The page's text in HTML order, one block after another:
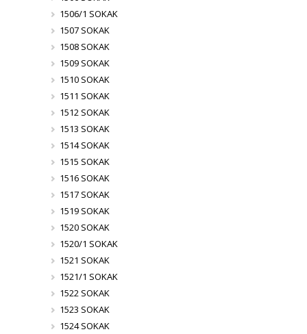
1506/1 SOKAK
1507 SOKAK
1508 SOKAK
1509 SOKAK
1510 SOKAK
1511 SOKAK
1512 SOKAK
1513 SOKAK
1514 SOKAK
1515 SOKAK
1516 SOKAK
1517 SOKAK
1519 SOKAK
1520 SOKAK
1520/1 SOKAK
1521 SOKAK
1521/1 SOKAK
1522 SOKAK
1523 SOKAK
1524 SOKAK